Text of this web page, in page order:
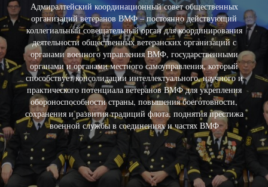
Адмиралтейский координационный совет общественных
организаций ветеранов ВМФ – постоянно действующий
коллегиальный совещательный орган для координирования
деятельности общественных ветеранских организаций с
органами военного управления ВМФ, государственными
органами и органами местного самоуправления, который
способствует консолидации интеллектуального, научного и
практического потенциала ветеранов ВМФ для укрепления
обороноспособности страны, повышения боеготовности,
сохранения и развития традиций флота, поднятия престижа
военной службы в соединениях и частях ВМФ